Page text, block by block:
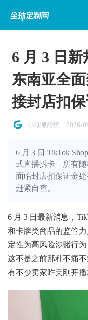
6 月 3 日
东南亚全
接封店扣
小Q聊跨境 · 2026-
6 月 3 日 TikTok
式直播拆卡，所有
面临封店扣保证金
赶紧自查。
6 月 3 日最新消息，
和卡牌类商品的监管
定性为高风险涉赌行
这不是之前那种不痛
有不少卖家昨天刚开播